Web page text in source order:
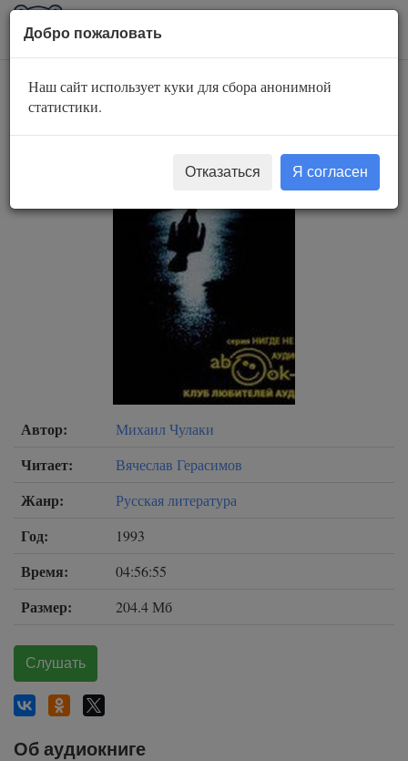
AuBook.org
Отшельник
Автор: Михаил Чулаки
Читает: Вячеслав Герасимов
Жанр: Русская литература
Год: 1993
Время: 04:56:55
Размер: 204.4 Мб
Слушать
Об аудиокниге
Добро пожаловать
Наш сайт использует куки для сбора анонимной
статистики.
Отказаться Я согласен